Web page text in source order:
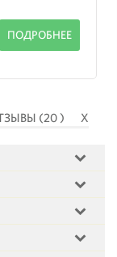
ПОДРОБНЕЕ
(20 )